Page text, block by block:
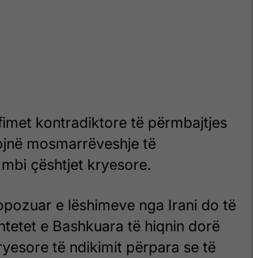
kontradiktore të përmbajtjes
mosmarrëveshje të
çështjet kryesore.
e lëshimeve nga Irani do të
e Bashkuara të hiqnin dorë
të ndikimit përpara se të